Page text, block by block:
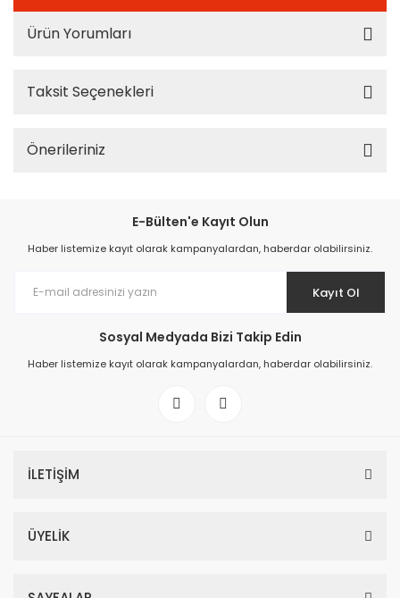
Ürün Yorumları
Taksit Seçenekleri
Önerileriniz
E-Bülten'e Kayıt Olun
Haber listemize kayıt olarak kampanyalardan, haberdar olabilirsiniz.
Kayıt Ol
Sosyal Medyada Bizi Takip Edin
Haber listemize kayıt olarak kampanyalardan, haberdar olabilirsiniz.
İLETİŞİM
ÜYELİK